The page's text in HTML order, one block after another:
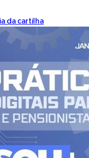
da cartilha